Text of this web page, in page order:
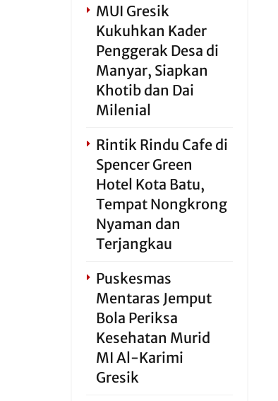
MUI Gresik
Kukuhkan Kader
Penggerak Desa di
Manyar, Siapkan
Khotib dan Dai
Milenial
Rintik Rindu Cafe di
Spencer Green
Hotel Kota Batu,
Tempat Nongkrong
Nyaman dan
Terjangkau
Puskesmas
Mentaras Jemput
Bola Periksa
Kesehatan Murid
MI Al-Karimi
Gresik